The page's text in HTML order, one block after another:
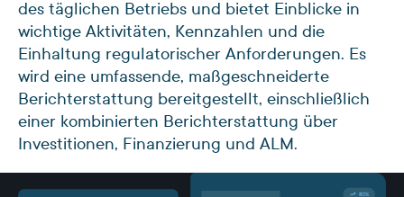
des täglichen Betriebs und bietet Einblicke in
wichtige Aktivitäten, Kennzahlen und die
Einhaltung regulatorischer Anforderungen. Es
wird eine umfassende, maßgeschneiderte
Berichterstattung bereitgestellt, einschließlich
einer kombinierten Berichterstattung über
Investitionen, Finanzierung und ALM.